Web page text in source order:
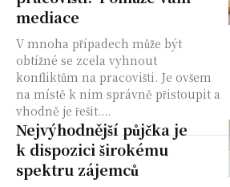
mediace
V mnoha případech může být
obtížné se zcela vyhnout
konfliktům na pracovišti. Je ovšem
na místě k nim správně přistoupit a
vhodně je řešit....
Nejvýhodnější půjčka je
k dispozici širokému
spektru zájemců